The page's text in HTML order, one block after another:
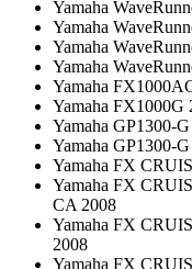
Yamaha
Yamaha
Yamaha
Yamaha
Yamaha
Yamaha FX1000G
Yamaha GP1300-
Yamaha GP1300-
Yamaha FX
Yamaha FX
CA 2008
Yamaha FX
2008
Yamaha FX